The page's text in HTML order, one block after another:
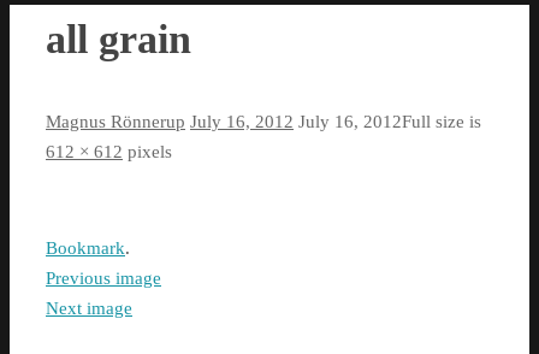
all grain
Magnus Rönnerup July 16, 2012 July 16, 2012Full size is
612 × 612 pixels
Bookmark.
Previous image
Next image